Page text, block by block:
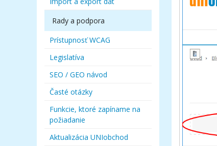
Rady a podpora
Prístupnosť WCAG
Legislatíva
SEO / GEO návod
Časté otázky
Funkcie, ktoré zapíname na
požiadanie
Aktualizácia UNIobchod